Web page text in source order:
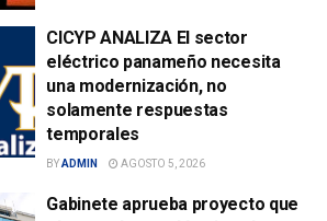
CICYP ANALIZA El sector
eléctrico panameño necesita
una modernización, no
solamente respuestas
temporales
BYADMIN AGOSTO 5, 2026
Gabinete aprueba proyecto que